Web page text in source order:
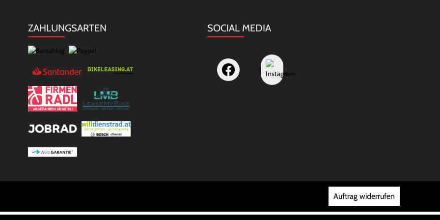
ZAHLUNGSARTEN SOCIAL MEDIA
Auftrag widerrufen